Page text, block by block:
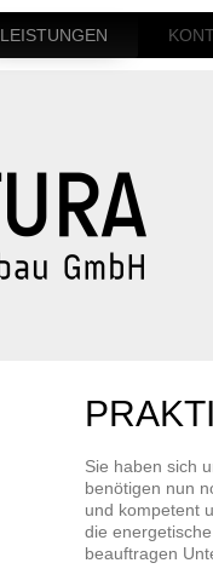
LEISTUNGEN
Sie haben sich
benötigen nun
und kompetent
die
beauftragen